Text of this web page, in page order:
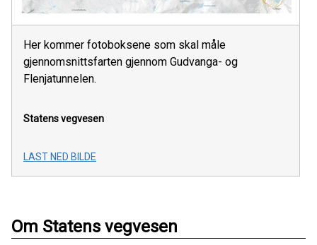
Her kommer fotoboksene som skal måle
gjennomsnittsfarten gjennom Gudvanga- og
Flenjatunnelen.
Statens vegvesen
LAST NED BILDE
Om Statens vegvesen